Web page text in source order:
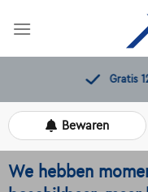
Gratis
Bewaren
We hebben